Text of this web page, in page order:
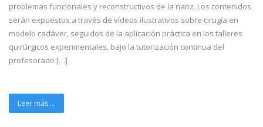
problemas funcionales y reconstructivos de la nariz. Los contenidos
serán expuestos a través de vídeos ilustrativos sobre cirugía en
modelo cadáver, seguidos de la aplicación práctica en los talleres
quirúrgicos experimentales, bajo la tutorización continua del
profesorado […]
Leer más ...